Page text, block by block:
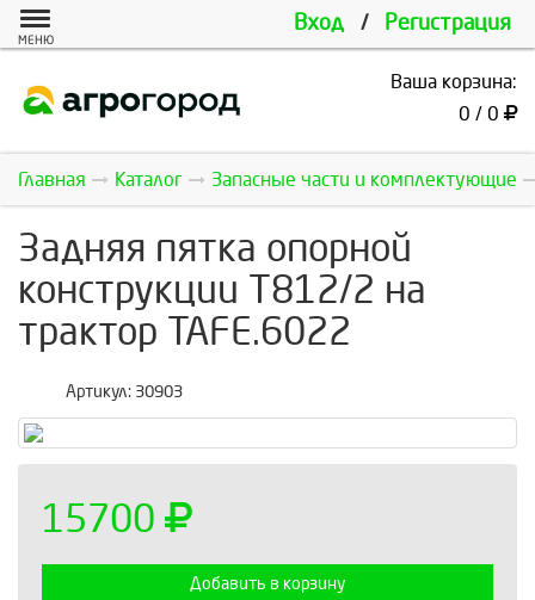
Вход / Регистрация
МЕНЮ
Ваша корзина:
0 / 0
Главная Каталог Запасные части и комплектующие
Задняя пятка опорной
конструкции T812/2 на
трактор TAFE.6022
Артикул: 30903
15700
Добавить в корзину